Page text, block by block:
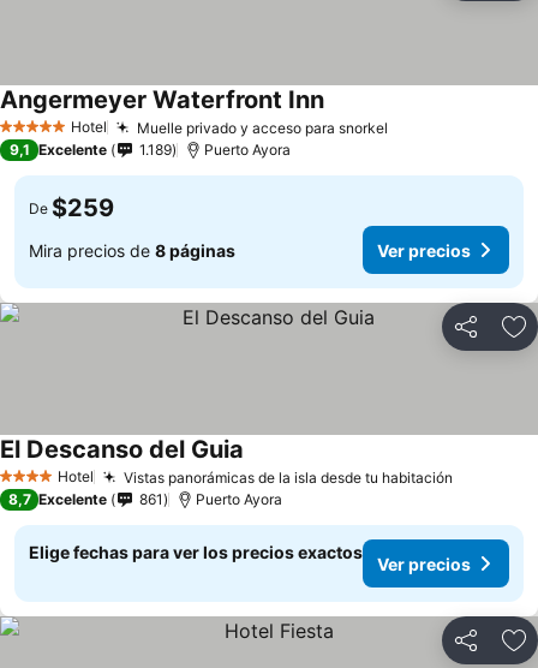
5 Estrellas Hotel Muelle privado y acceso para snorkel
Angermeyer Waterfront InnVer precios
9,1 Excelente 1.189 Puerto Ayora
De $259
Mira precios de 8 páginas Ver precios
Compartir
4 EstrellasHotel Vistas panorámicas de la isla desde tu habitación
El Descanso del Guia
8,7 Excelente 861 Puerto Ayora
Elige fechas para ver los precios exactos
Ver precios
Compartir